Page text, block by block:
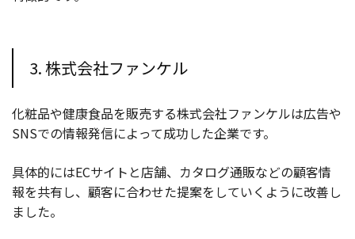
3. 株式会社ファンケル
化粧品や健康食品を販売する株式会社ファンケルは広告や
SNSでの情報発信によって成功した企業です。
具体的にはECサイトと店舗、カタログ通販などの顧客情
報を共有し、顧客に合わせた提案をしていくように改善し
ました。